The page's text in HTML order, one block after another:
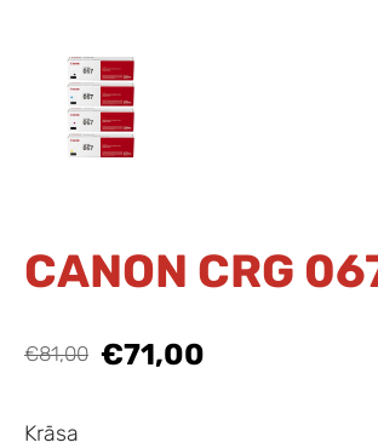
CANON CRG
€81,00 €71,00
Krāsa